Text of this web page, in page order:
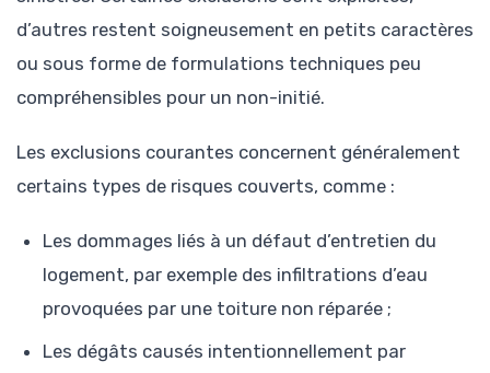
d’autres restent soigneusement en petits caractères
ou sous forme de formulations techniques peu
compréhensibles pour un non-initié.
Les exclusions courantes concernent généralement
certains types de risques couverts, comme :
Les dommages liés à un défaut d’entretien du
logement, par exemple des infiltrations d’eau
provoquées par une toiture non réparée ;
Les dégâts causés intentionnellement par